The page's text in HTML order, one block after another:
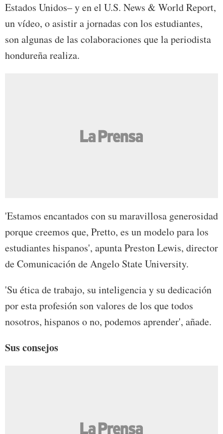
Estados Unidos– y en el U.S. News & World Report,
un vídeo, o asistir a jornadas con los estudiantes,
son algunas de las colaboraciones que la periodista
hondureña realiza.
'Estamos encantados con su maravillosa generosidad
porque creemos que, Pretto, es un modelo para los
estudiantes hispanos', apunta Preston Lewis, director
de Comunicación de Angelo State University.
'Su ética de trabajo, su inteligencia y su dedicación
por esta profesión son valores de los que todos
nosotros, hispanos o no, podemos aprender', añade.
Sus consejos